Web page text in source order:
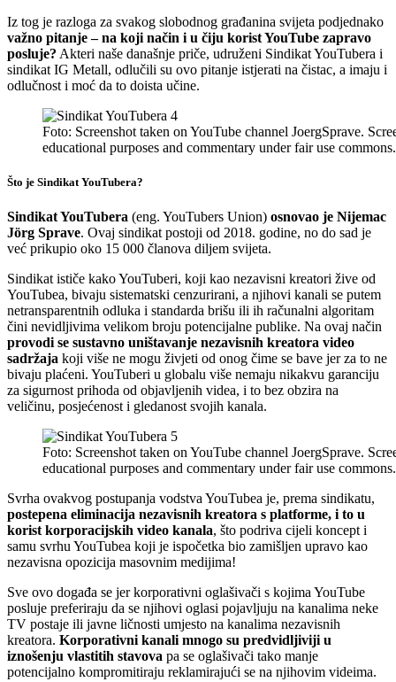
Iz tog je razloga za svakog slobodnog građanina svijeta podjednako
važno pitanje – na koji način i u čiju korist YouTube zapravo
posluje? Akteri naše današnje priče, udruženi Sindikat YouTubera i
sindikat IG Metall, odlučili su ovo pitanje istjerati na čistac, a imaju i
odlučnost i moć da to doista učine.
Foto: Screenshot taken on YouTube channel JoergSprave.
educational purposes and commentary under fair use commons.
Što je Sindikat YouTubera?
Sindikat YouTubera (eng. YouTubers Union) osnovao je Nijemac
Jörg Sprave. Ovaj sindikat postoji od 2018. godine, no do sad je
već prikupio oko 15 000 članova diljem svijeta.
Sindikat ističe kako YouTuberi, koji kao nezavisni kreatori žive od
YouTubea, bivaju sistematski cenzurirani, a njihovi kanali se putem
netransparentnih odluka i standarda brišu ili ih računalni algoritam
čini nevidljivima velikom broju potencijalne publike. Na ovaj način
provodi se sustavno uništavanje nezavisnih kreatora video
sadržaja koji više ne mogu živjeti od onog čime se bave jer za to ne
bivaju plaćeni. YouTuberi u globalu više nemaju nikakvu garanciju
za sigurnost prihoda od objavljenih videa, i to bez obzira na
veličinu, posjećenost i gledanost svojih kanala.
Foto: Screenshot taken on YouTube channel JoergSprave.
educational purposes and commentary under fair use commons.
Svrha ovakvog postupanja vodstva YouTubea je, prema sindikatu,
postepena eliminacija nezavisnih kreatora s platforme, i to u
korist korporacijskih video kanala, što podriva cijeli koncept i
samu svrhu YouTubea koji je ispočetka bio zamišljen upravo kao
nezavisna opozicija masovnim medijima!
Sve ovo događa se jer korporativni oglašivači s kojima YouTube
posluje preferiraju da se njihovi oglasi pojavljuju na kanalima neke
TV postaje ili javne ličnosti umjesto na kanalima nezavisnih
kreatora. Korporativni kanali mnogo su predvidljiviji u
iznošenju vlastitih stavova pa se oglašivači tako manje
potencijalno kompromitiraju reklamirajući se na njihovim videima.